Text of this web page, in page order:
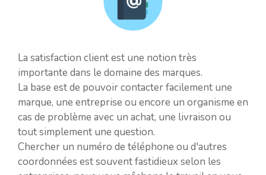
La satisfaction client est une notion très
importante dans le domaine des marques.
La base est de pouvoir contacter facilement une
marque, une entreprise ou encore un organisme en
cas de problème avec un achat, une livraison ou
tout simplement une question.
Chercher un numéro de téléphone ou d'autres
coordonnées est souvent fastidieux selon les